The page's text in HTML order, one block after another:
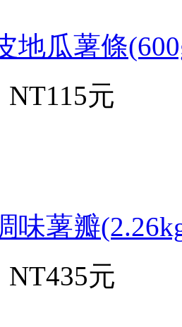
地瓜薯條
NT115元
味薯瓣
NT435元